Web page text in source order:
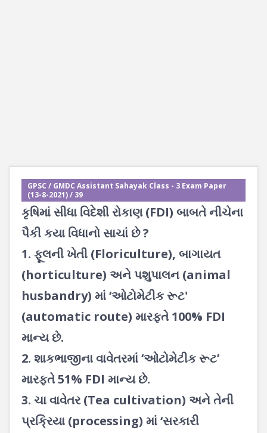
GPSC / GMDC Assistant Sahayak Class - 3 Exam Paper
(13-8-2021) / 39
કૃષિમાં સીધા વિદેશી રોકાણ (FDI) બાબતે નીચેના
પૈકી કયા વિધાનો સાચાં છે ?
1. ફૂલની ખેતી (Floriculture), બાગાયત
(horticulture) અને પશુપાલન (animal
husbandry) માં ‘ઓટોમેટીક રૂટ'
(automatic route) મારફતે 100% FDI
માન્ય છે.
2. શાકભાજીના વાવેતરમાં ‘ઓટોમેટીક રૂટ’
મારફતે 51% FDI માન્ય છે.
3. ચા વાવેતર (Tea cultivation) અને તેની
પ્રક્રિયા (processing) માં ‘સરકારી